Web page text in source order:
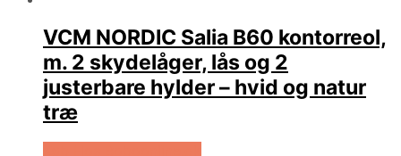
VCM NORDIC Salia B60 kontorreol,
m. 2 skydelåger, lås og 2
justerbare hylder – hvid og natur
træ